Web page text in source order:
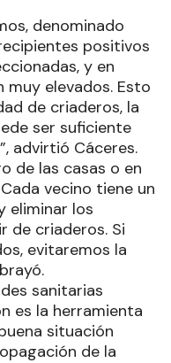
denominado
positivos
y en
elevados. Esto
de criaderos, la
ser suficiente
advirtió Cáceres.
de las casas o en
vecino tiene un
eliminar los
de criaderos. Si
evitaremos la
sanitarias
es la herramienta
situación
de la